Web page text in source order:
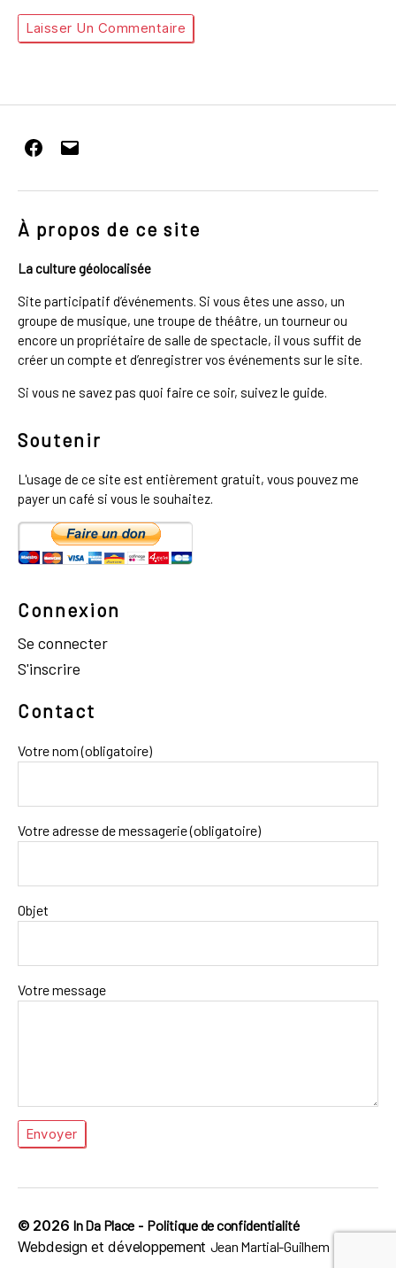
Facebook
E-
mail
À propos de ce site
La culture géolocalisée
Site participatif d’événements. Si vous êtes une asso, un
groupe de musique, une troupe de théâtre, un tourneur ou
encore un propriétaire de salle de spectacle, il vous suffit de
créer un compte et d’enregistrer vos événements sur le site.
Si vous ne savez pas quoi faire ce soir, suivez le guide.
Soutenir
L'usage de ce site est entièrement gratuit, vous pouvez me
payer un café si vous le souhaitez.
Connexion
Se connecter
S'inscrire
Contact
Votre nom (obligatoire)
Votre adresse de messagerie (obligatoire)
Objet
Votre message
© 2026 In Da Place - Politique de confidentialité
Webdesign et développement Jean Martial-Guilhem